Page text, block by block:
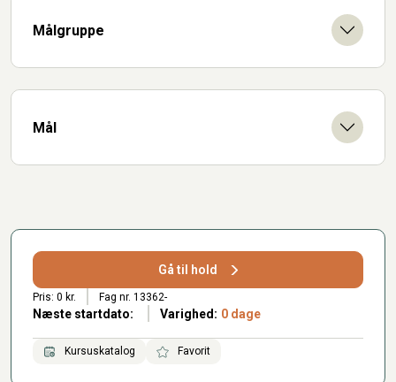
Målgruppe
Mål
Gå til hold
Pris: 0 kr. Fag nr. 13362-
Næste startdato: Varighed: 0 dage
Kursuskatalog Favorit